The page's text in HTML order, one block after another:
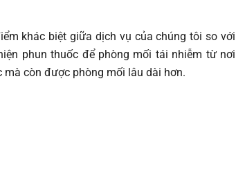
khác biệt giữa dịch vụ của chúng tôi so với
phun thuốc để phòng mối tái nhiễm từ nơi
mà còn được phòng mối lâu dài hơn.